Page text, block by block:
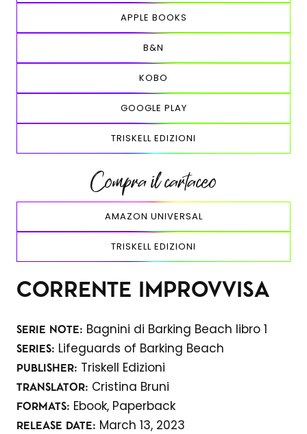
APPLE BOOKS
B&N
KOBO
GOOGLE PLAY
TRISKELL EDIZIONI
Compra il cartaceo
AMAZON UNIVERSAL
TRISKELL EDIZIONI
CORRENTE IMPROVVISA
SERIE NOTE: Bagnini di Barking Beach libro 1
SERIES: Lifeguards of Barking Beach
PUBLISHER: Triskell Edizioni
TRANSLATOR: Cristina Bruni
FORMATS: Ebook, Paperback
RELEASE DATE: March 13, 2023